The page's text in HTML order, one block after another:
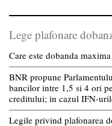
Lege plafonare
Care este dobanda
BNR propune
bancilor intre 1,5 si 4 ori
creditului; in cazul IFN-
Legile privind plafonarea